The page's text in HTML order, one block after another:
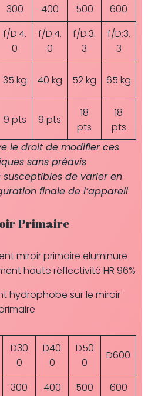
300 400 500 600
f/D:4.
0
f/D:4.
0
f/D:3.
3
f/D:3.
3
35 kg 40 kg 52 kg 65 kg
9 pts 9 pts
18
pts
18
pts
le droit de modifier ces
sans préavis
de varier en
finale de l’appareil
Primaire
miroir primaire eluminure
haute réflectivité HR 96%
hydrophobe sur le miroir
D30
0
D40
0
D50
0
D600
300 400 500 600